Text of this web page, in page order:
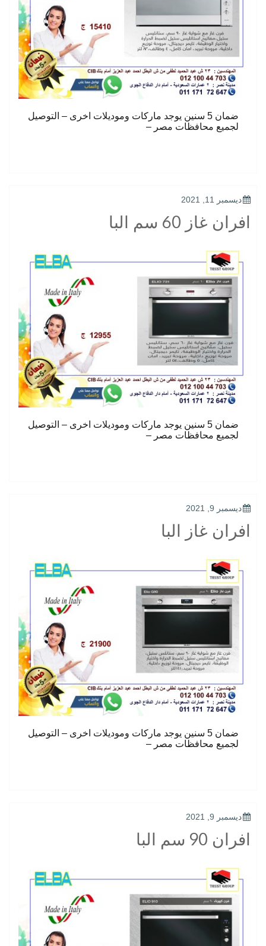
ضمان 5 سنين يوجد ماركات وموديلات اخرى – التوصيل
لجميع محافظات مصر –
POSTED
ديسمبر 11, 2021
افران غاز 60 سم البا
ضمان 5 سنين يوجد ماركات وموديلات اخرى – التوصيل
لجميع محافظات مصر –
POSTED
ديسمبر 9, 2021
افران غاز البا
ضمان 5 سنين يوجد ماركات وموديلات اخرى – التوصيل
لجميع محافظات مصر –
POSTED
ديسمبر 9, 2021
افران 90 سم البا